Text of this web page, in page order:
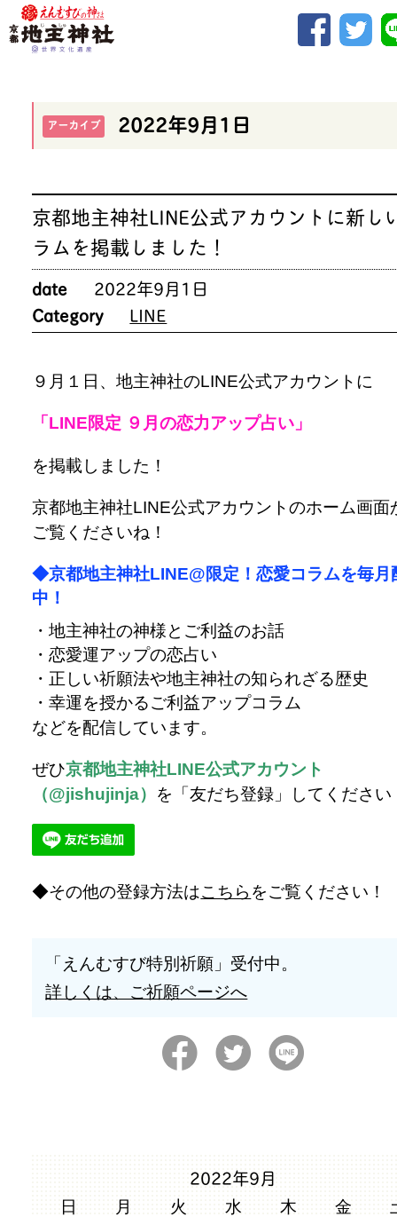
アーカイブ 2022年9月1日
京都地主神社LINE公式アカウントに新し
ラムを掲載しました！
date
2022年9月1日
Category
LINE
９月１日、地主神社のLINE公式アカウントに
「LINE限定 ９月の恋力アップ占い」
を掲載しました！
京都地主神社LINE公式アカウントのホーム画面
ご覧くださいね！
◆京都地主神社LINE@限定！恋愛コラムを毎月
中！
・地主神社の神様とご利益のお話
・恋愛運アップの恋占い
・正しい祈願法や地主神社の知られざる歴史
・幸運を授かるご利益アップコラム
などを配信しています。
ぜひ京都地主神社LINE公式アカウント
（@jishujinja） を「友だち登録」してください
その他の登録方法はこちら をご覧ください！
「えんむすび特別祈願」受付中。
詳しくは、ご祈願ページへ
2022年9月
日 月 火 水 木 金